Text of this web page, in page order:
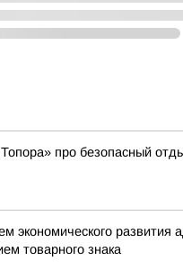
про безопасный
экономического развития
товарного знака